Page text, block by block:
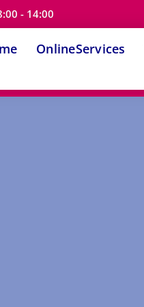
- 14:00
OnlineServices